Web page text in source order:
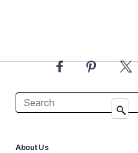
About Us